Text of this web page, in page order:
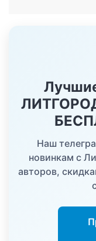
Наш
новинкам с
авторов,